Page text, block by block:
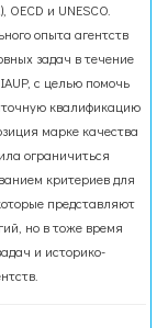
и UNESCO.
опыта агентств
задач в течение
с целью помочь
квалификацию
марке качества
ограничиться
критериев для
представляют
но в тоже время
и историко-